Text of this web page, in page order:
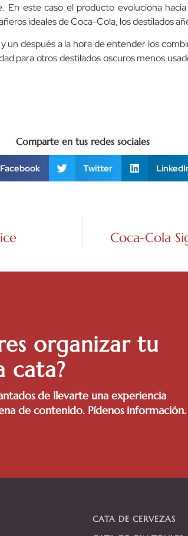
este caso el producto evoluciona
ideales de Coca-Cola, los destilados
un después a la hora de entender los
para otros destilados oscuros menos
Comparte en tus redes sociales
Facebook Twitter
Coca-Cola
organizar tu
cata?
de llevarte una experiencia
de contenido. Pídenos información.
CATA DE CERVEZAS